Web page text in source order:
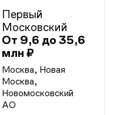
Первый
Московский
От 9,6 до 35,6
млн ₽
Москва, Новая
Москва,
Новомосковский
АО